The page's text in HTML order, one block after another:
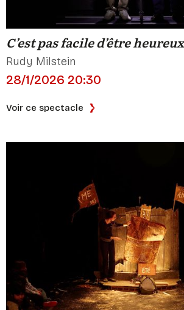
C’est pas facile d’être
Rudy Milstein
28/1/2026 20:30
Voir ce spectacle